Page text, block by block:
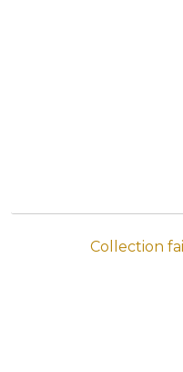
Collection